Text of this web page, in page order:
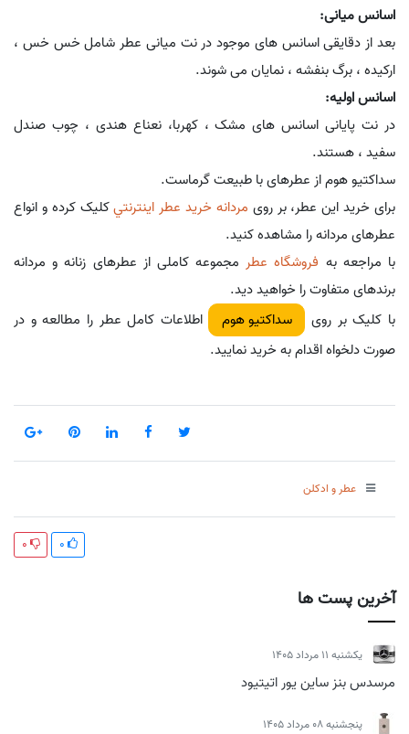
آخرین پست ها
يكشنبه 11 مرداد 1405
مرسدس بنز ساین یور اتیتیود
پنجشنبه 08 مرداد 1405
اسانس میانی:
بعد از دقایقی اسانس های موجود در نت میانی عطر شامل خس خس ،
ارکیده ، برگ بنفشه ، نمایان می شوند.
اسانس اولیه:
در نت پایانی اسانس های مشک ، کهربا، نعناع هندی ، چوب صندل
سفید ، هستند.
سداکتیو هوم از عطرهای با طبیعت گرماست.
برای خرید این عطر، بر روی مردانه خريد عطر اينترنتيکلیک کرده و انواع
عطرهای مردانه را مشاهده کنید.
با مراجعه به فروشگاه عطر مجموعه کاملی از عطرهای زنانه و مردانه
برندهای متفاوت را خواهید دید.
با کلیک بر روی
سداکتیو هوم
اطلاعات کامل عطر را مطالعه و در
صورت دلخواه اقدام به خرید نمایید.
عطر و ادکلن